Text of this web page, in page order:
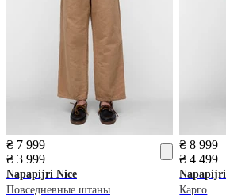
₴ 7 999
₴ 3 999
Napapijri Nice
Повседневные штаны
₴ 8 999
₴ 4 499
Napapijri
Карго